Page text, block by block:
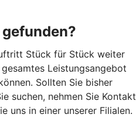
Stück für Stück weiter
Leistungsangebot
Sollten Sie bisher
suchen, nehmen Sie Kontakt
uns in einer unserer Filialen.